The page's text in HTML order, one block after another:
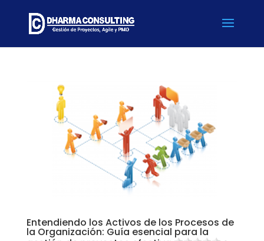
Entendiendo los Activos de los Procesos de
la Organización: Guía esencial para la